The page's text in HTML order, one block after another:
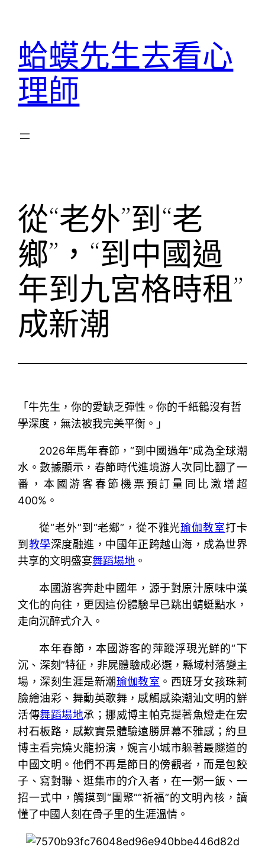
蛤蟆先生去看心
理師
從“老外”到“老
鄉”，“到中國過
年到九宮格時租”
成新潮
「牛先生，你的愛缺乏彈性。你的千紙鶴沒有哲
學深度，無法被我完美平衡。」
2026年馬年春節，“到中國過年”成為全球潮
水。數據顯示，春節時代進境游人次同比翻了一
番，本國游客春節機票預訂量同比激增超
400%。
從“老外”到“老鄉”，從不雅光瑜伽教室打卡
到 教學深度融進，中國年正跨越山海，成為世界
共享的文明盛宴舞蹈場地 。
本國游客奔赴中國年，源于對原汁原味中漢
文化的向往，更因這份體驗早已跳出蜻蜓點水，
走向沉醉式介入。
本年春節，本國游客的萍蹤浮現光鮮的“下
沉、深刻”特征，非屍體驗成必選，縣域村落變主
場，深刻生涯是新潮瑜伽教室 。西班牙女孩珠莉
臉繪油彩、舞動英歌舞，感觸感染潮汕文明的鮮
活傳舞蹈場地承；挪威博主帕克提著魚燈走在宏
村石板路，感歎實景體驗遠勝屏幕不雅感；約旦
博主看完燒火龍扮演，婉言小城市躲著最隧道的
中國文明。他們不再是節日的傍觀者，而是包餃
子、寫對聯、逛集市的介入者，在一粥一飯、一
招一式中，觸摸到“團聚”“祈福”的文明內核，讀
懂了中國人刻在骨子里的生涯溫情。